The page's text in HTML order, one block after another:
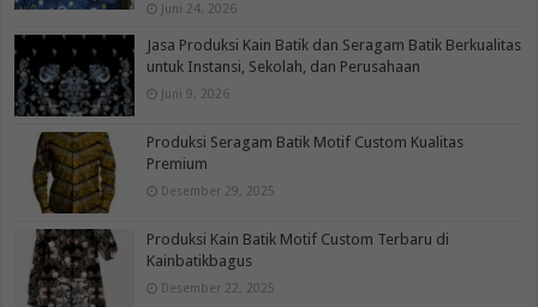
Juni 24, 2026
Jasa Produksi Kain Batik dan Seragam Batik Berkualitas
untuk Instansi, Sekolah, dan Perusahaan
Juni 9, 2026
Produksi Seragam Batik Motif Custom Kualitas
Premium
Desember 29, 2025
Produksi Kain Batik Motif Custom Terbaru di
Kainbatikbagus
Desember 22, 2025